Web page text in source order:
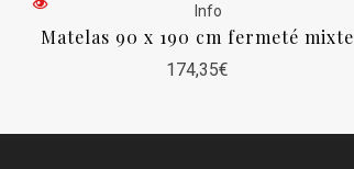
Info
Matelas 90 x 190 cm fermeté mixte
174,35€